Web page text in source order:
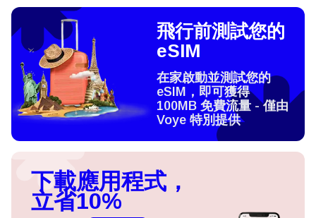
飛行前測試您的
eSIM
在家啟動並測試您的
eSIM，即可獲得
100MB 免費流量 - 僅由
Voye 特別提供
下載應用程式，
立省10%